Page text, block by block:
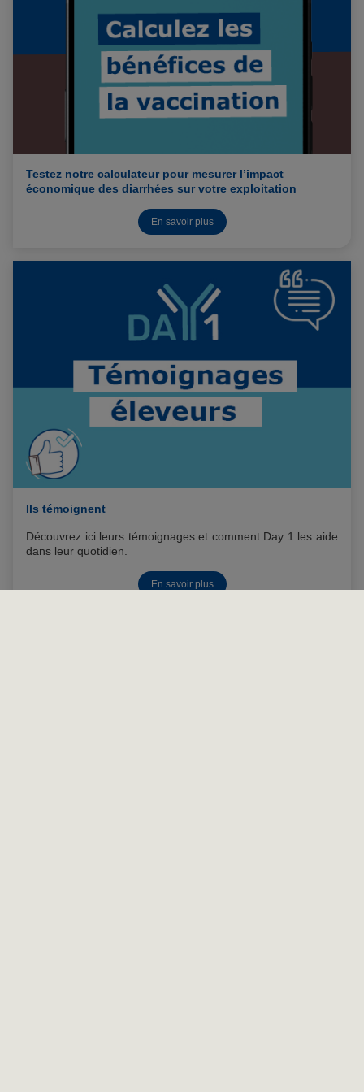
En savoir plus
Testez notre calculateur pour mesurer l’impact
économique des diarrhées sur votre exploitation
En savoir plus
Ils témoignent
Découvrez ici leurs témoignages et comment Day 1 les aide
dans leur quotidien.